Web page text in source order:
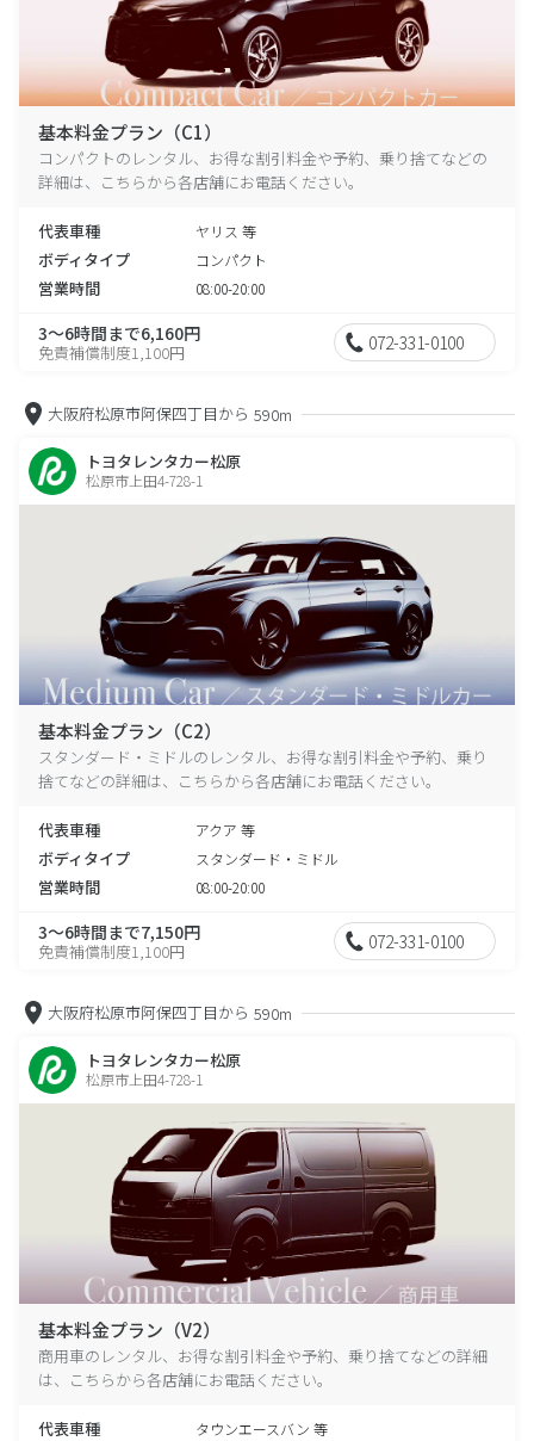
基本料金プラン（C1）
コンパクトのレンタル、お得な割引料金や予約、乗り捨てなどの
詳細は、こちらから各店舗にお電話ください。
代表車種 ヤリス 等
ボディタイプ コンパクト
営業時間 08:00-20:00
3～6時間まで6,160円
免責補償制度1,100円 072-331-0100
大阪府松原市阿保四丁目から 590m
トヨタレンタカー松原
松原市上田4-728-1
基本料金プラン（C2）
スタンダード・ミドルのレンタル、お得な割引料金や予約、乗り
捨てなどの詳細は、こちらから各店舗にお電話ください。
代表車種 アクア 等
ボディタイプ スタンダード・ミドル
営業時間 08:00-20:00
3～6時間まで7,150円
免責補償制度1,100円 072-331-0100
大阪府松原市阿保四丁目から 590m
トヨタレンタカー松原
松原市上田4-728-1
基本料金プラン（V2）
商用車のレンタル、お得な割引料金や予約、乗り捨てなどの詳細
は、こちらから各店舗にお電話ください。
代表車種 タウンエースバン 等